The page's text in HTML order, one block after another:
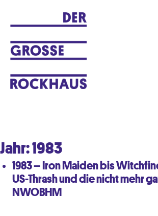
Jahr:1983
1983 – Iron Maiden bis
US-Thrash und die nicht mehr
NWOBHM